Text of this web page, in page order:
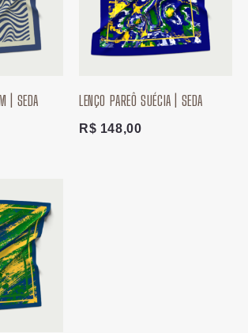
| SEDA LENÇO PAREÔ SUÉCIA | SEDA
R$ 148,00